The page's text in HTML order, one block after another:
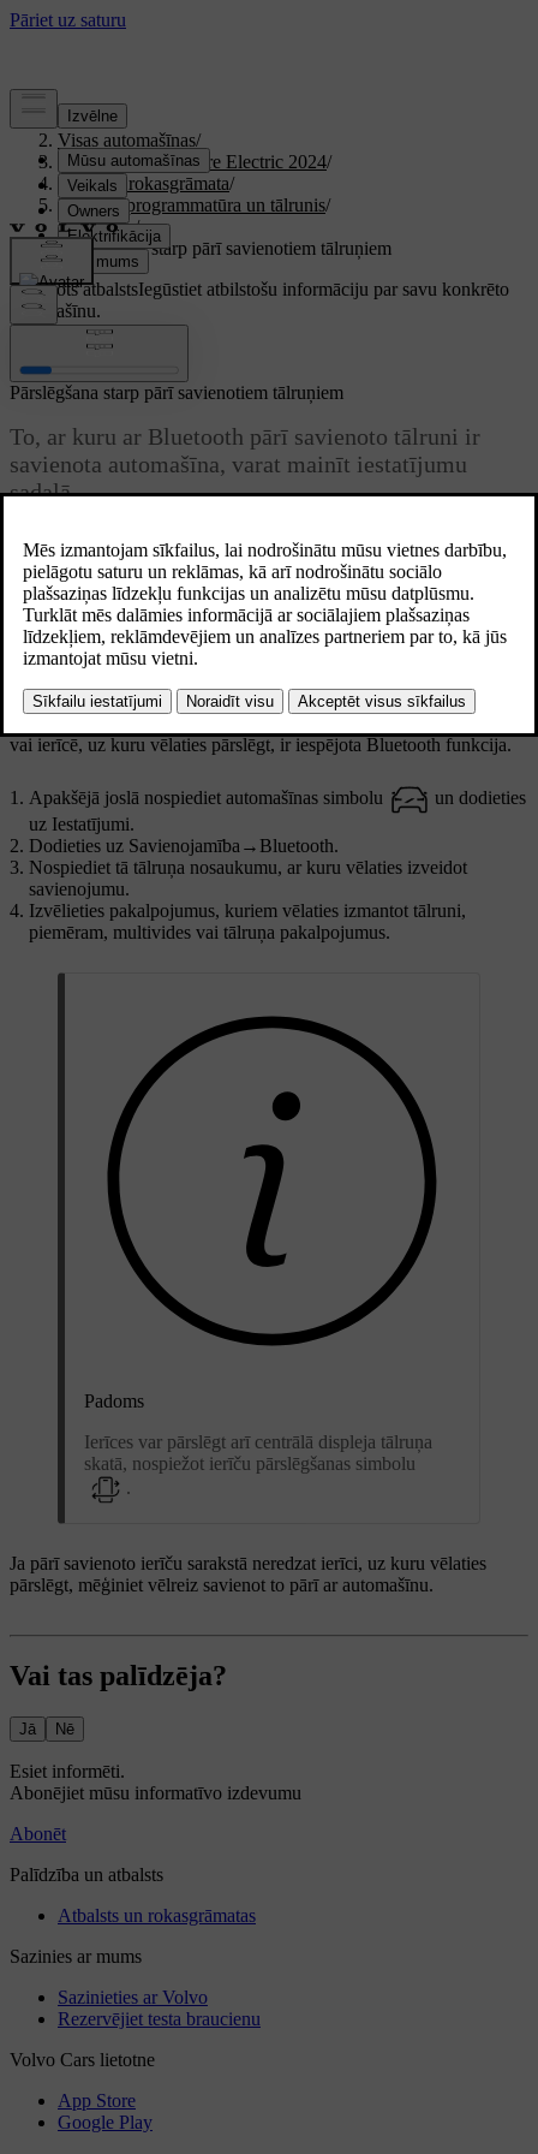
Atbalsts
Visas automašīnas/
XC40 Recharge Pure Electric 2024/
Lietotāja rokasgrāmata/
Displeji, programmatūra un tālrunis/
Tālrunis/
Pārslēgšana starp pārī savienotiem tālruņiem
Pielāgots atbalstsIegūstiet atbilstošu informāciju par savu konkrēto
automašīnu.
Pierakstīties
Pārslēgšana starp pārī savienotiem tālruņiem
To, ar kuru ar Bluetooth pārī savienoto tālruni ir
savienota automašīna, varat mainīt iestatījumu
sadaļā.
Automašīna var izveidot savienojumu ar vairākiem tālruņiem un
atcerēties vairākus tālruņus, taču vienā reizē var izveidot aktīvu
savienojumu tikai ar vienu tālruni.
Ja vēlaties pārslēgt Bluetooth savienojumu uz jaunu ierīci, vispirms
tā ir jāsavieno pārī ar automašīnu. To var izdarīt iestatījumu sadaļā.
vai ierīcē, uz kuru vēlaties pārslēgt, ir iespējota Bluetooth funkcija.
Apakšējā joslā nospiediet automašīnas simbolu
un dodieties
uz Iestatījumi.
Dodieties uz Savienojamība → Bluetooth.
Nospiediet tā tālruņa nosaukumu, ar kuru vēlaties izveidot
savienojumu.
Izvēlieties pakalpojumus, kuriem vēlaties izmantot tālruni,
piemēram, multivides vai tālruņa pakalpojumus.
Padoms
Ierīces var pārslēgt arī centrālā displeja tālruņa
skatā, nospiežot ierīču pārslēgšanas simbolu
Ja pārī savienoto ierīču sarakstā neredzat ierīci, uz kuru vēlaties
pārslēgt, mēģiniet vēlreiz savienot to pārī ar automašīnu.
Vai tas palīdzēja?
Jā Nē